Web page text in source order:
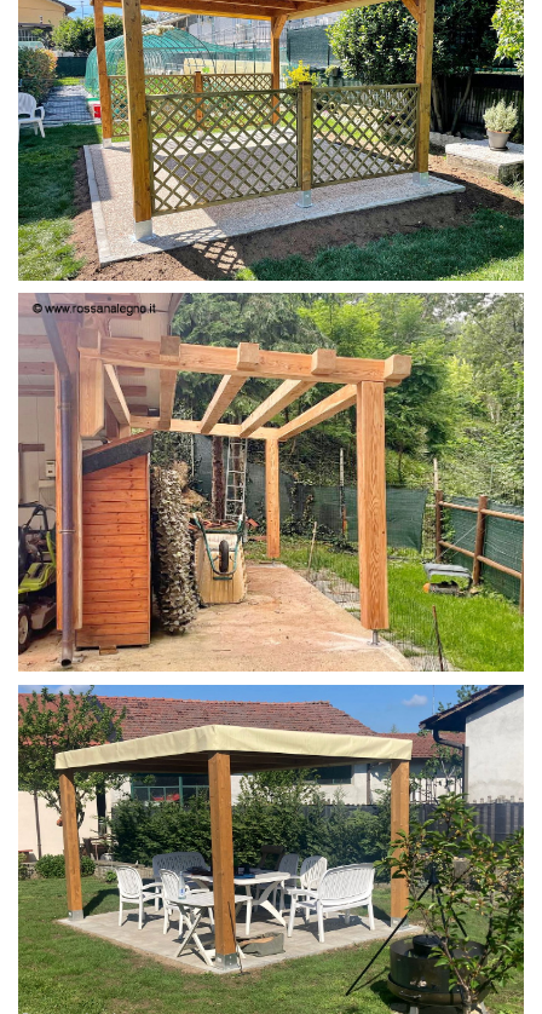
PERGOLA 4X3
STRUTTURA IN LARICE U/F CON INCASTRI
PERGOLA